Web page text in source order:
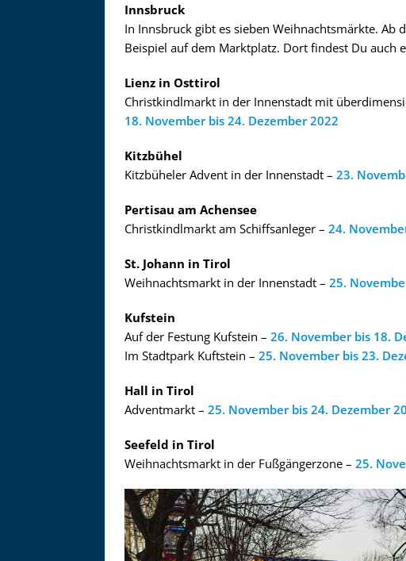
Innsbruck
In Innsbruck gibt es sieben Weihnachtsmärkte. Ab
Beispiel auf dem Marktplatz. Dort findest Du auch
Lienz in Osttirol
Christkindlmarkt in der Innenstadt mit
18. November bis 24. Dezember 2022
Kitzbühel
Kitzbüheler Advent in der Innenstadt – 23.
Pertisau am Achensee
Christkindlmarkt am Schiffsanleger – 24.
St. Johann in Tirol
Weihnachtsmarkt in der Innenstadt – 25.
Kufstein
Auf der Festung Kufstein – 26. November bis 18.
Im Stadtpark Kuftstein – 25. November bis 23.
Hall in Tirol
Adventmarkt – 25. November bis 24. Dezember
Seefeld in Tirol
Weihnachtsmarkt in der Fußgängerzone – 25.